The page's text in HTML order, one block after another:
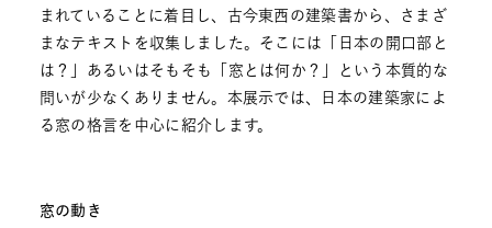
まれていることに着目し、古今東西の建築書から、さまざ
まなテキストを収集しました。そこには「日本の開口部と
は？」あるいはそもそも「窓とは何か？」という本質的な
問いが少なくありません。本展示では、日本の建築家によ
る窓の格言を中心に紹介します。
窓の動き